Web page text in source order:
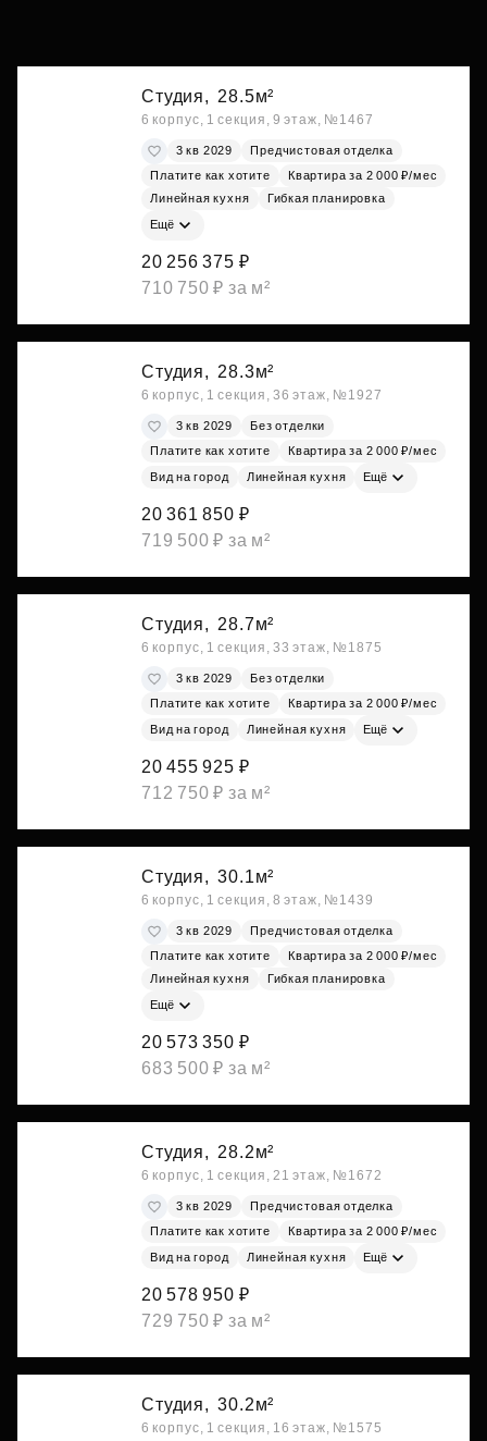
Студия, 28.5м²
6 корпус, 1 секция, 9 этаж, №1467
3 кв 2029
Предчистовая отделка
Платите как хотите
Квартира за 2 000 ₽/мес
Линейная кухня
Гибкая планировка
Ещё
20 256 375 ₽
710 750 ₽ за м²
Студия, 28.3м²
6 корпус, 1 секция, 36 этаж, №1927
3 кв 2029
Без отделки
Платите как хотите
Квартира за 2 000 ₽/мес
Вид на город Линейная кухня Ещё
20 361 850 ₽
719 500 ₽ за м²
Студия, 28.7м²
6 корпус, 1 секция, 33 этаж, №1875
3 кв 2029
Без отделки
Платите как хотите
Квартира за 2 000 ₽/мес
Вид на город Линейная кухня Ещё
20 455 925 ₽
712 750 ₽ за м²
Студия, 30.1м²
6 корпус, 1 секция, 8 этаж, №1439
3 кв 2029
Предчистовая отделка
Платите как хотите
Квартира за 2 000 ₽/мес
Линейная кухня
Гибкая планировка
Ещё
20 573 350 ₽
683 500 ₽ за м²
Студия, 28.2м²
6 корпус, 1 секция, 21 этаж, №1672
3 кв 2029
Предчистовая отделка
Платите как хотите
Квартира за 2 000 ₽/мес
Вид на город Линейная кухня Ещё
20 578 950 ₽
729 750 ₽ за м²
Студия, 30.2м²
6 корпус, 1 секция, 16 этаж, №1575